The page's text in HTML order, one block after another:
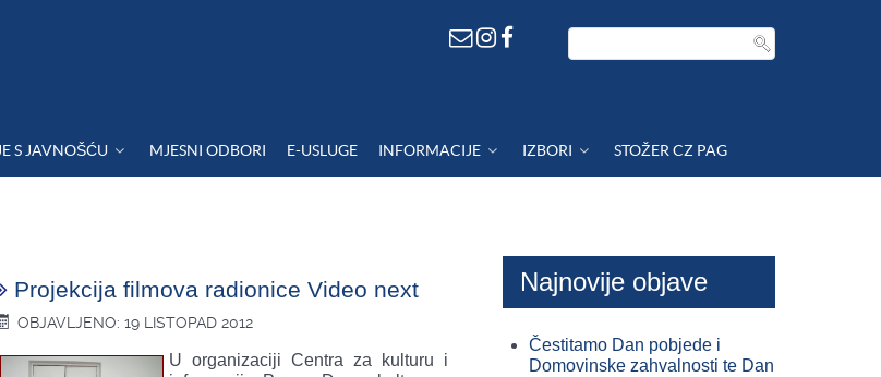
S JAVNOŠĆU MJESNI ODBORI E-USLUGE INFORMACIJE IZBORI STOŽER CZ PAG
Projekcija filmova radionice Video next
OBJAVLJENO: 19 LISTOPAD 2012
U organizaciji Centra za kulturu i
Najnovije objave
Čestitamo Dan pobjede i
Domovinske zahvalnosti te Dan